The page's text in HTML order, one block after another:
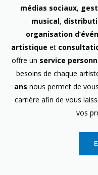
médias sociaux,
musical,
organisation
artistique et
offre un service
besoins de chaque
ans nous permet de
carrière afin de vous
vos